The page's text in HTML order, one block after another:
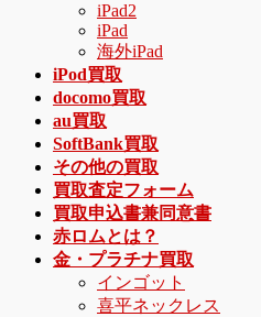
iPad2
iPad
海外iPad
iPod買取
docomo買取
au買取
SoftBank買取
その他の買取
買取査定フォーム
買取申込書兼同意書
赤ロムとは？
金・プラチナ買取
インゴット
喜平ネックレス